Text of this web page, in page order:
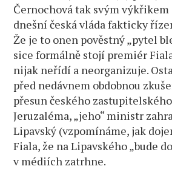
Černochová tak svým
dnešní česká vláda fakticky
Že je to onen pověstný „pytel
sice formálně stojí premiér
nijak neřídí a neorganizuje.
před nedávnem obdobnou
přesun českého
Jeruzaléma, „jeho“ ministr
Lipavský (vzpomínáme, jak
Fiala, že na Lipavského „bude
v médiích zatrhne.